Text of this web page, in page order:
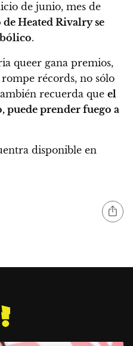
de junio, mes de
Heated Rivalry se
.
queer gana premios,
récords, no sólo
recuerda que el
puede prender fuego a
disponible en